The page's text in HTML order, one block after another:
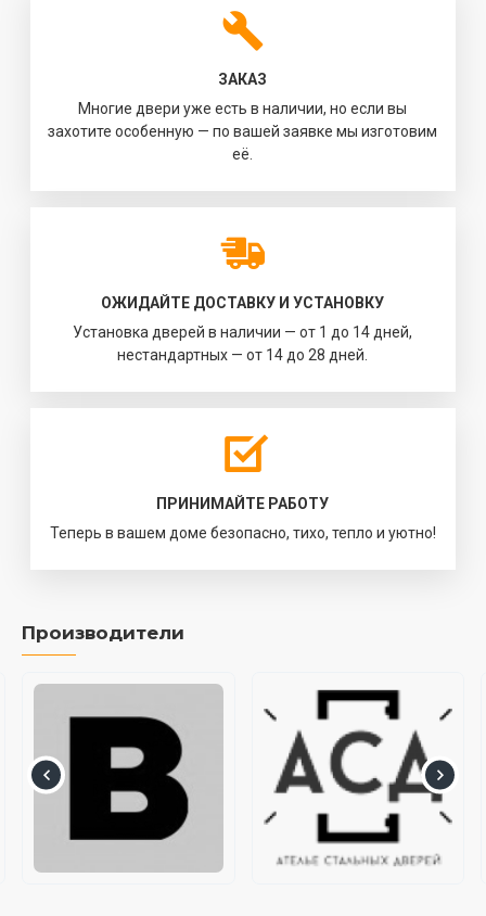
ЗАКАЗ
Многие двери уже есть в наличии, но если вы
захотите особенную — по вашей заявке мы изготовим
её.
ОЖИДАЙТЕ ДОСТАВКУ И УСТАНОВКУ
Установка дверей в наличии — от 1 до 14 дней,
нестандартных — от 14 до 28 дней.
ПРИНИМАЙТЕ РАБОТУ
Теперь в вашем доме безопасно, тихо, тепло и уютно!
Производители